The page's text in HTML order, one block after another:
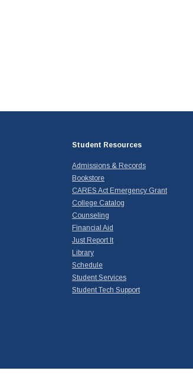
Student Resources
Admissions & Records
Bookstore
CARES Act Emergency Grant
College Catalog
Counseling
Financial Aid
Just Report It
Library
Schedule
Student Services
Student Tech Support